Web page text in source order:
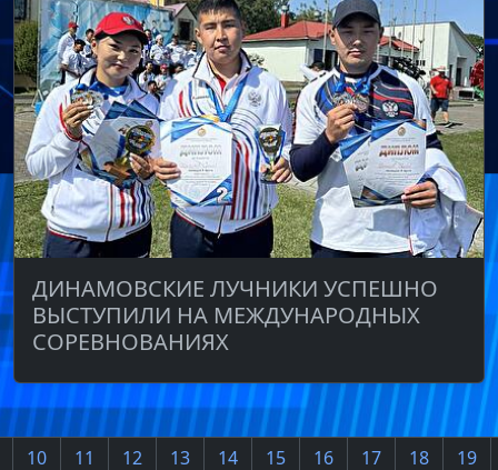
ДИНАМОВСКИЕ ЛУЧНИКИ УСПЕШНО
ВЫСТУПИЛИ НА МЕЖДУНАРОДНЫХ
СОРЕВНОВАНИЯХ
10 11 12 13 14 15 16 17 18 19